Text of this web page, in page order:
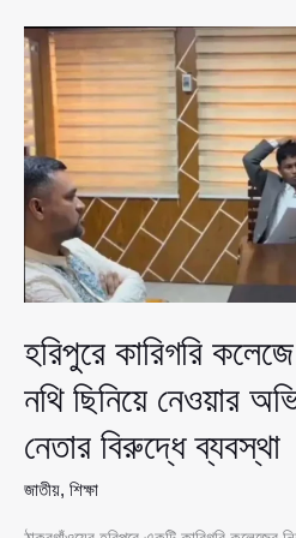
সিদ্ধান্ত
২০২৭
সালে:
শিক্ষামন্ত্রী
হরিপুরে কারিগরি
নথি ছিনিয়ে নেওয়ার
নেতার বিরুদ্ধে ব্যবস্থা
জাতীয়, শিক্ষা